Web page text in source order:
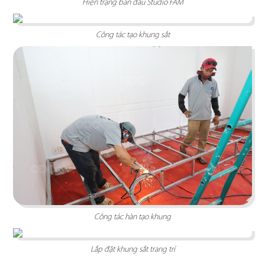
Thiết kế showroom thiết bị vệ sinh trong không
gian thời thượng mang đến các giải pháp về
công năng và thẩm mỹ cao
Chi tiết
Hiện trạng ban đầu Studio FAM
Công tác tạo khung sắt
Công tác hàn tạo khung
Lắp đặt khung sắt trang trí